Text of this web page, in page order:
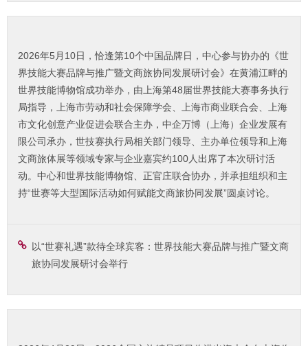
2026年5月10日，恰逢第10个中国品牌日，中心参与协办的《世
界技能大赛品牌与推广暨文商旅协同发展研讨会》在黄浦江畔的
世界技能博物馆成功举办，由上海第48届世界技能大赛事务执行
局指导，上海市劳动和社会保障学会、上海市商业联合会、上海
市文化创意产业促进会联合主办，中企万博（上海）企业发展有
限公司承办，世技赛执行局相关部门领导、主办单位领导和上海
文商旅体展等领域专家与企业嘉宾约100人出席了本次研讨活
动。中心和世界技能博物馆、正官庄联合协办，并承担组织和主
持“世赛等大型国际活动如何赋能文商旅协同发展”圆桌讨论。
以“世赛礼遇”款待全球宾客：世界技能大赛品牌与推广暨文商
旅协同发展研讨会举行